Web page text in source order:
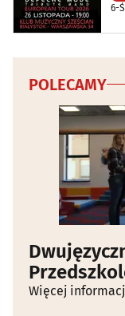
6-
POLECAMY
Więcej